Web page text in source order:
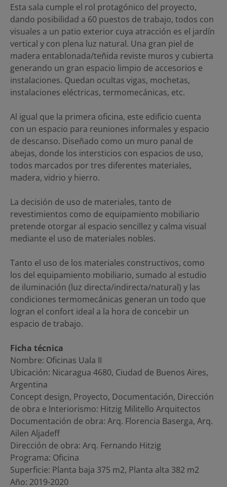
Esta sala cumple el rol protagónico del proyecto,
dando posibilidad a 60 puestos de trabajo, todos con
visuales a un patio exterior cuya atracción es el jardín
vertical y con plena luz natural. Una gran piel de
madera entablonada/teñida reviste muros y cubierta
generando un gran espacio limpio de accesorios e
instalaciones. Quedan ocultas vigas, mochetas,
instalaciones eléctricas, termomecánicas, etc.
Al igual que la primera oficina, este edificio cuenta
con un espacio para reuniones informales y espacio
de descanso. Diseñado como un muro panal de
abejas, donde los intersticios con espacios de uso,
todos marcados por tres diferentes materiales,
madera, vidrio y hierro.
La decisión de uso de materiales, tanto de
revestimientos como de equipamiento mobiliario
pretende otorgar al espacio sencillez y calma visual
mediante el uso de materiales nobles.
Tanto el uso de los materiales constructivos, como
los del equipamiento mobiliario, sumado al estudio
de iluminación (luz directa/indirecta/natural) y las
condiciones termomecánicas generan un todo que
logran el confort ideal a la hora de concebir un
espacio de trabajo.
Ficha técnica
Nombre: Oficinas Uala II
Ubicación: Nicaragua 4680, Ciudad de Buenos Aires,
Argentina
Concept design, Proyecto, Documentación, Dirección
de obra e Interiorismo: Hitzig Militello Arquitectos
Documentación de obra: Arq. Florencia Baserga, Arq.
Ailen Aljadeff
Dirección de obra: Arq. Fernando Hitzig
Programa: Oficina
Superficie: Planta baja 375 m2, Planta alta 382 m2
Año: 2019-2020